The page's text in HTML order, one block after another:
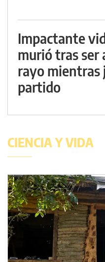
Impactante
murió tras ser
rayo mientras
partido
CIENCIA Y VIDA